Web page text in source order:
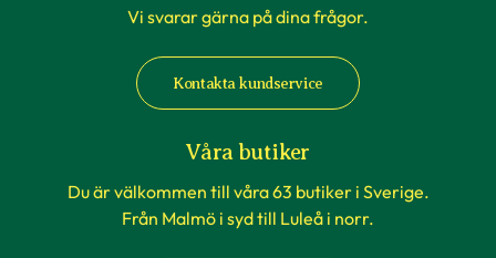
Vi svarar gärna på dina frågor.
Kontakta kundservice
Våra butiker
Du är välkommen till våra 63 butiker i Sverige.
Från Malmö i syd till Luleå i norr.